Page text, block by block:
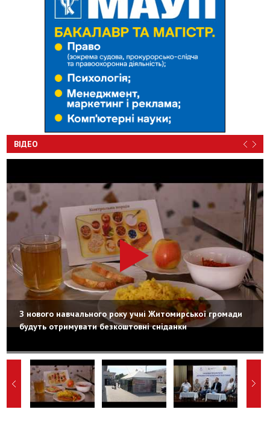
ВІДЕО
З нового навчального року учні Житомирської громади
будуть отримувати безкоштовні сніданки